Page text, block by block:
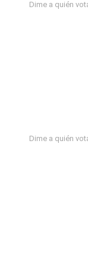
Dime a quién
Dime a quién